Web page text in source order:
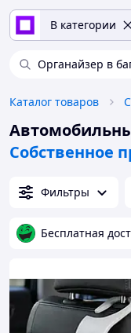
В категории
Органайзер в
Каталог товаров
Собственное
Фильтры
Бесплатная